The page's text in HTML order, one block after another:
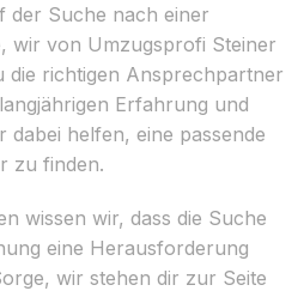
der Suche nach einer
wir von Umzugsprofi Steiner
die richtigen Ansprechpartner
Erfahrung und
dabei helfen, eine passende
zu finden.
wissen wir, dass die Suche
eine Herausforderung
wir stehen dir zur Seite